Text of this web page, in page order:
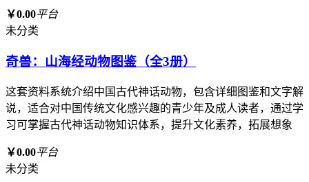
￥0.00平台
未分类
奇兽：山海经动物图鉴（全3册）
这套资料系统介绍中国古代神话动物，包含详细图鉴和文字解
说，适合对中国传统文化感兴趣的青少年及成人读者，通过学
习可掌握古代神话动物知识体系，提升文化素养，拓展想象
￥0.00平台
未分类